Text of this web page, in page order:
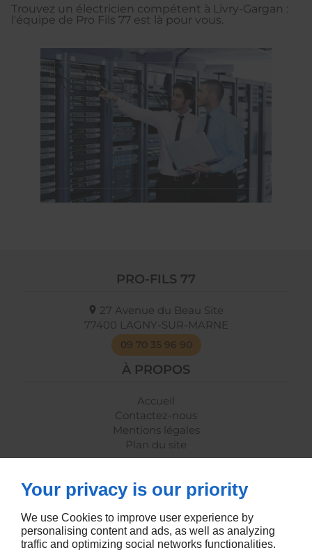
Trouvez un électricien compétent à Livry-Gargan :
l'équipe de Pro Fils 77 est là pour vous.
PRO-FILS 77
27 Avenue du Beau Site
77400 LAGNY-SUR-MARNE
09 70 35 96 90
À PROPOS
Accueil
Contactez-nous
Mentions légales
Plan du site
Your privacy is our priority
We use Cookies to improve user experience by
personalising content and ads, as well as analyzing
traffic and optimizing social networks functionalities.